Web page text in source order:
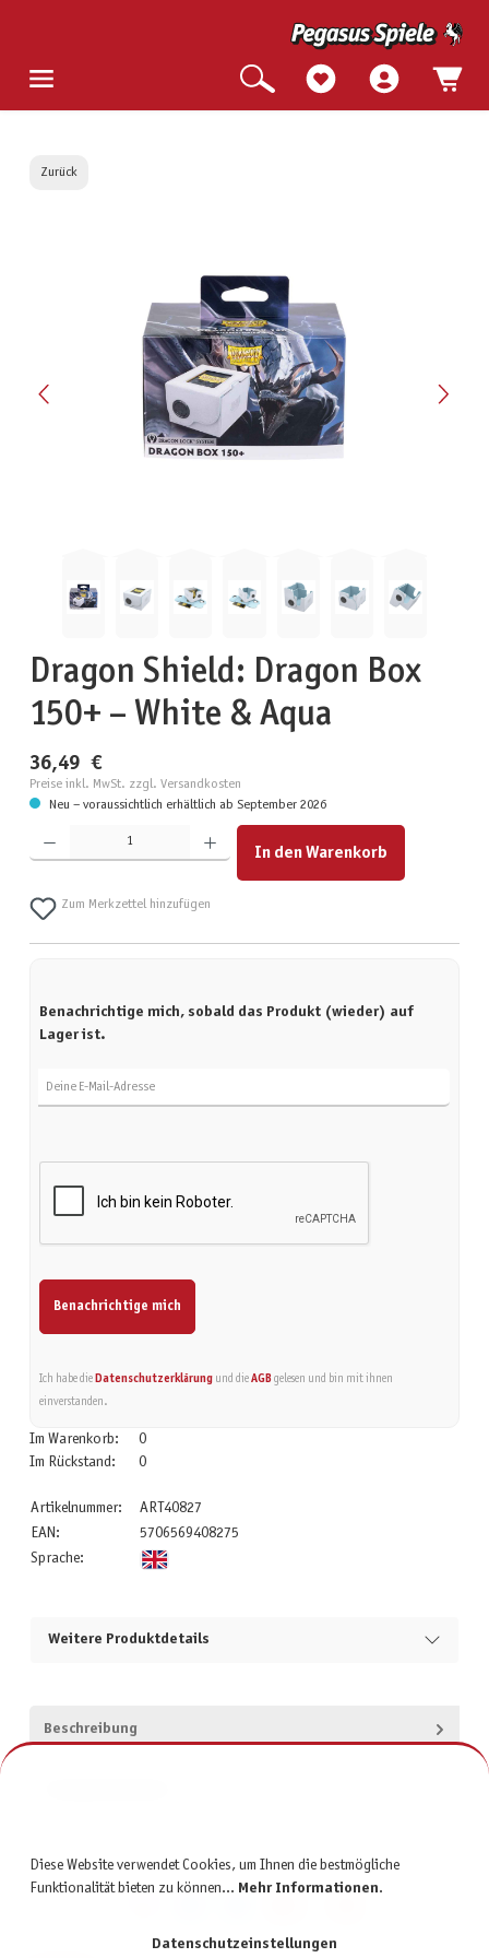
Zurück
Dragon Shield: Dragon Box
150+ – White & Aqua
36,49 €
Preise inkl. MwSt. zzgl. Versandkosten
Neu – voraussichtlich erhältlich ab September 2026
Produkt Anzahl: Gib den gewünschten Wert ein oder benutze die Schaltflächen um die Anzahl zu
In den Warenkorb
Zum Merkzettel hinzufügen
Benachrichtige mich, sobald das Produkt (wieder) auf
Lager ist.
Benachrichtige mich
Ich habe die Datenschutzerklärungund die AGBgelesen und bin mit ihnen
einverstanden.
Im Warenkorb:
0
Im Rückstand:
0
Artikelnummer:
ART40827
EAN:
5706569408275
Sprache:
Weitere Produktdetails
Beschreibung
Diese Website verwendet Cookies, um Ihnen die bestmögliche
Funktionalität bieten zu können... Mehr Informationen.
Datenschutzeinstellungen